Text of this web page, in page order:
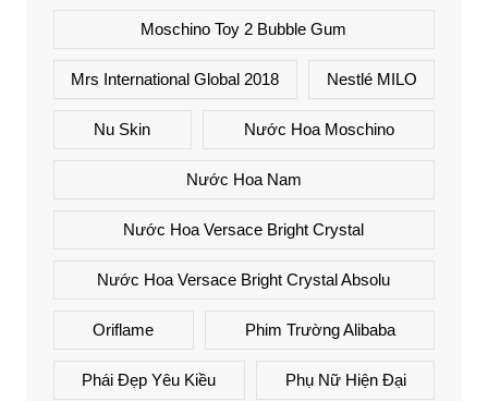
Moschino Toy 2 Bubble Gum
Mrs International Global 2018 Nestlé MILO
Nu Skin Nước Hoa Moschino
Nước Hoa Nam
Nước Hoa Versace Bright Crystal
Nước Hoa Versace Bright Crystal Absolu
Oriflame Phim Trường Alibaba
Phái Đẹp Yêu Kiều Phụ Nữ Hiện Đại